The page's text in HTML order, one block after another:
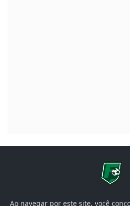
Ao navegar por este site, você